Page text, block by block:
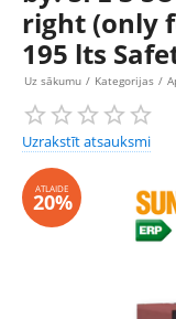
right (only
195 lts
Uz sākumu / Kategorijas /
Uzrakstīt atsauksmi
ATLAIDE
20%